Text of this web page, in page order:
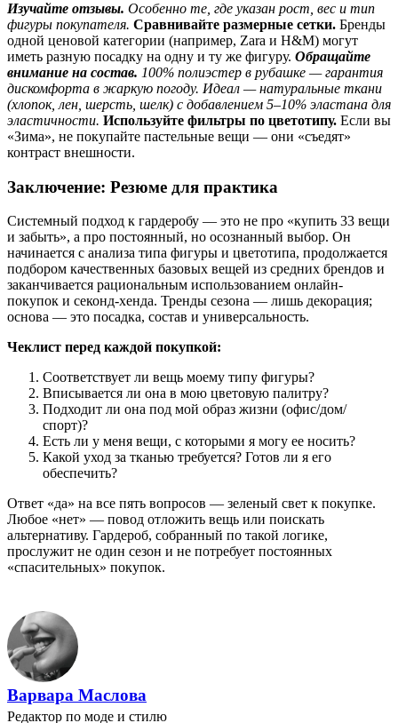
Изучайте отзывы. Особенно те, где указан рост, вес и тип
фигуры покупателя. Сравнивайте размерные сетки. Бренды
одной ценовой категории (например, Zara и H&M) могут
иметь разную посадку на одну и ту же фигуру. Обращайте
внимание на состав. 100% полиэстер в рубашке — гарантия
дискомфорта в жаркую погоду. Идеал — натуральные ткани
(хлопок, лен, шерсть, шелк) с добавлением 5–10% эластана для
эластичности. Используйте фильтры по цветотипу. Если вы
«Зима», не покупайте пастельные вещи — они «съедят»
контраст внешности.
Заключение: Резюме для практика
Системный подход к гардеробу — это не про «купить 33 вещи
и забыть», а про постоянный, но осознанный выбор. Он
начинается с анализа типа фигуры и цветотипа, продолжается
подбором качественных базовых вещей из средних брендов и
заканчивается рациональным использованием онлайн-
покупок и секонд-хенда. Тренды сезона — лишь декорация;
основа — это посадка, состав и универсальность.
Чеклист перед каждой покупкой:
Соответствует ли вещь моему типу фигуры?
Вписывается ли она в мою цветовую палитру?
Подходит ли она под мой образ жизни (офис/дом/
спорт)?
Есть ли у меня вещи, с которыми я могу ее носить?
Какой уход за тканью требуется? Готов ли я его
обеспечить?
Ответ «да» на все пять вопросов — зеленый свет к покупке.
Любое «нет» — повод отложить вещь или поискать
альтернативу. Гардероб, собранный по такой логике,
прослужит не один сезон и не потребует постоянных
«спасительных» покупок.
Варвара Маслова
Редактор по моде и стилю